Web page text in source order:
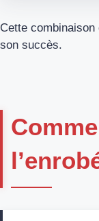
Cette combinaison
son succès.